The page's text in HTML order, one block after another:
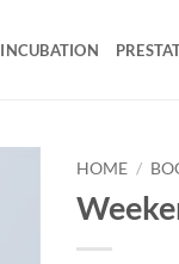
INCUBATION
HOME /